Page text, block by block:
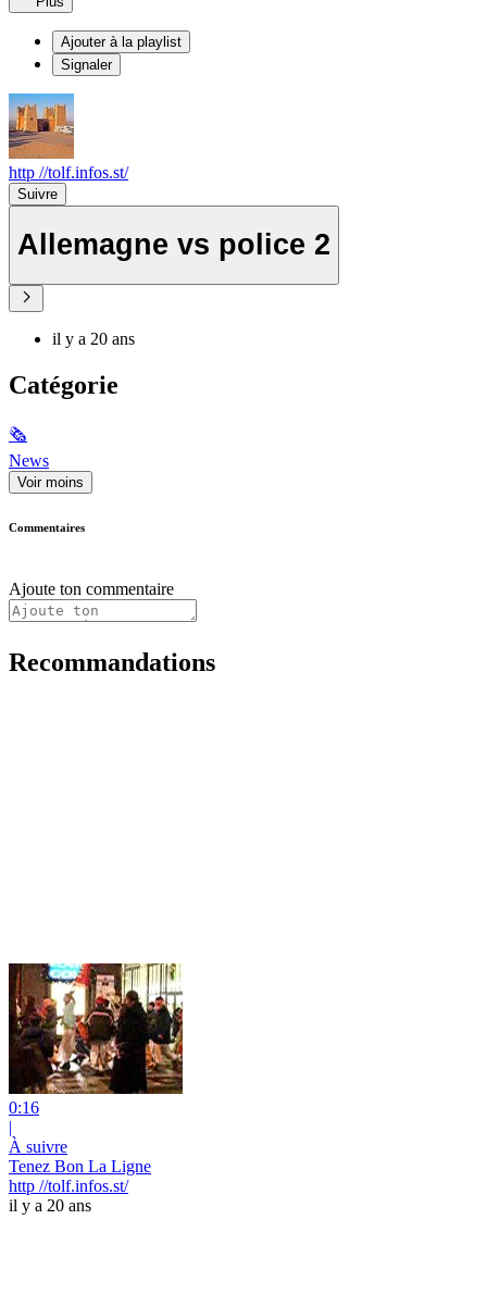
Ajouter à la playlist
Signaler
http //tolf.infos.st/
Suivre
Allemagne vs police 2
il y a 20 ans
Catégorie
🗞
News
Voir moins
Commentaires
Ajoute ton commentaire
Recommandations
0:16
|
À suivre
Tenez Bon La Ligne
http //tolf.infos.st/
il y a 20 ans